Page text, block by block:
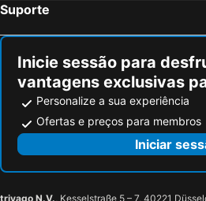
Suporte
Inicie sessão para
vantagens exclusivas
Personalize a sua experiência
Ofertas e preços para membros
Iniciar
trivago N.V., Kesselstraße 5 – 7, 40221